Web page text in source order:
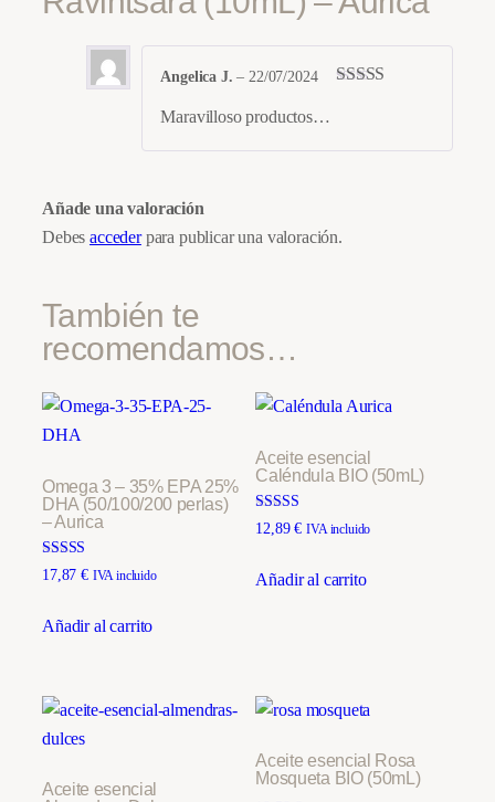
t
Angelica J.– 22/07/2024
Maravilloso productos…
Añade una valoración
Debesaccederpara publicar una valoración.
También te
recomendamos…
Omega 3 – 35% EPA 25%
DHA (50/100/200 perlas)
– Aurica
Valorado con
5.00
17,87€ IVA incluido
Añadir al carrito
Aceite esencial
Caléndula BIO (50mL)
Valorado con
5.00
12,89€ IVA incluido
Añadir al carrito
Aceite esencial
Aceite esencial Rosa
Mosqueta BIO (50mL)